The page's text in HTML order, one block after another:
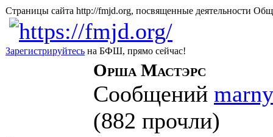
Страницы сайта http://fmjd.org, посвященные
Зарегистрируйтесь на БФШ, прямо сейчас!
Орша Мастэрс
Сообщений marny
(882 прочли)